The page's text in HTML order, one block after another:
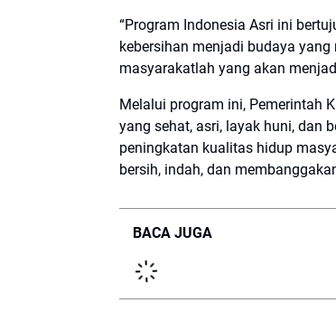
“Program Indonesia Asri ini
kebersihan menjadi budaya
masyarakatlah yang akan
Melalui program ini, Pemerintah
yang sehat, asri, layak huni, dan
peningkatan kualitas hidup
bersih, indah, dan
BACA JUGA